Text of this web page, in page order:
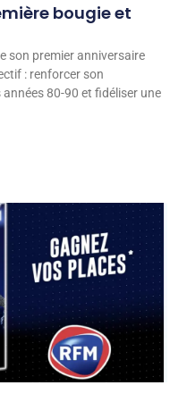
bougie et
son premier anniversaire
: renforcer son
80-90 et fidéliser une